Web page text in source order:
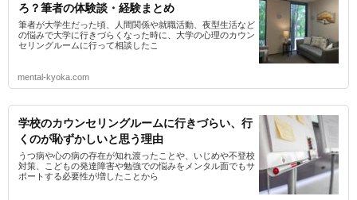
ろ？筆者の体験談・経験まとめ
筆者が大学生だった頃、人間関係や就職活動、夜型生活など
の悩みで大学に行きづらくなった時に、大学の心理のカウン
セリングルームに行って相談したこ
mental-kyoka.com
学校のカウンセリングルームに行きづらい、行
くのが恥ずかしいと思う理由
うつ病や心の病の存在が知れ渡ったことや、いじめや不登校
対策、こどもの発達障害や勉強での悩みをメンタル面でもサ
ポートする必要性が増したことから